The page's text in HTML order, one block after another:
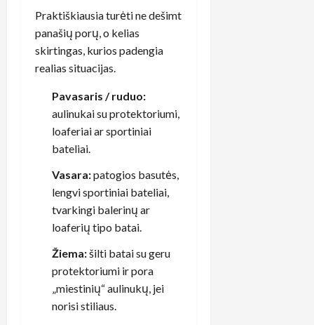
Praktiškiausia turėti ne dešimt
panašių porų, o kelias
skirtingas, kurios padengia
realias situacijas.
Pavasaris / ruduo:
aulinukai su protektoriumi,
loaferiai ar sportiniai
bateliai.
Vasara:patogios basutės,
lengvi sportiniai bateliai,
tvarkingi balerinų ar
loaferių tipo batai.
Žiema:šilti batai su geru
protektoriumi ir pora
„miestinių“ aulinukų, jei
norisi stiliaus.